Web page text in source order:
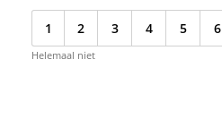
1 2 3 4 5 6
Helemaal niet